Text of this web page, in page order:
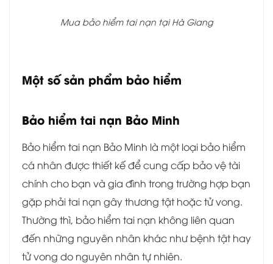
Mua bảo hiểm tai nạn tại Hà Giang
Một số sản phẩm bảo hiểm
Bảo hiểm tai nạn Bảo Minh
Bảo hiểm tai nạn Bảo Minh là một loại bảo hiểm
cá nhân được thiết kế để cung cấp bảo vệ tài
chính cho bạn và gia đình trong trường hợp bạn
gặp phải tai nạn gây thương tật hoặc tử vong.
Thường thì, bảo hiểm tai nạn không liên quan
đến những nguyên nhân khác như bệnh tật hay
tử vong do nguyên nhân tự nhiên.